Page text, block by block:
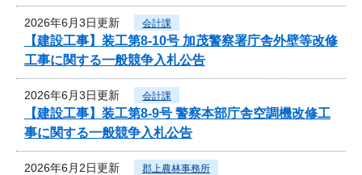
2026年6月3日更新 会計課
【建設工事】装工第8-10号 加茂警察署庁舎外壁等改修
工事に関する一般競争入札公告
2026年6月3日更新 会計課
【建設工事】装工第8-9号 警察本部庁舎空調機改修工
事に関する一般競争入札公告
2026年6月2日更新 郡上農林事務所